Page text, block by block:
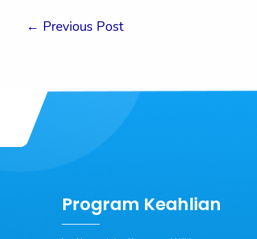
← Previous Post
Program Keahlian